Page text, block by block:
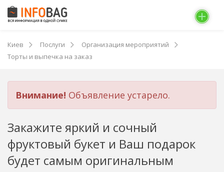
Киев Послуги
Организация мероприятий
Торты и выпечка на заказ
Внимание! Объявление устарело.
Закажите яркий и сочный
фруктовый букет и Ваш подарок
будет самым оригинальным